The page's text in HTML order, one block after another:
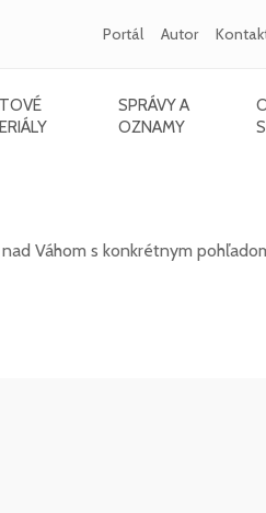
Portál Autor
SPRÁVY A
OZNAMY
Váhom s konkrétnym